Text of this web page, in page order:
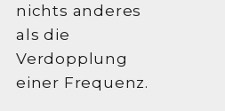
nichts anderes
als die
Verdopplung
einer Frequenz.